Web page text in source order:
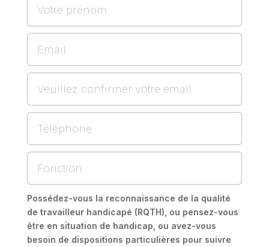
Possédez-vous la reconnaissance de la qualité
de travailleur handicapé (RQTH), ou pensez-vous
être en situation de handicap, ou avez-vous
besoin de dispositions particulières pour suivre